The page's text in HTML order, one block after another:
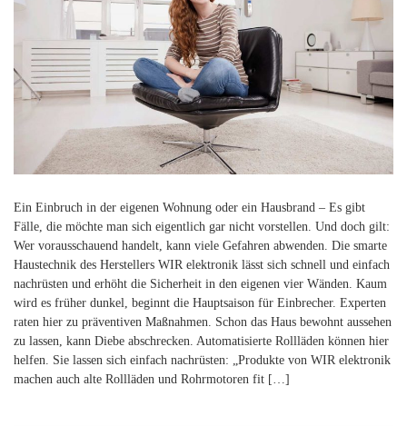
Ein Einbruch in der eigenen Wohnung oder ein Hausbrand – Es gibt
Fälle, die möchte man sich eigentlich gar nicht vorstellen. Und doch gilt:
Wer vorausschauend handelt, kann viele Gefahren abwenden. Die smarte
Haustechnik des Herstellers WIR elektronik lässt sich schnell und einfach
nachrüsten und erhöht die Sicherheit in den eigenen vier Wänden. Kaum
wird es früher dunkel, beginnt die Hauptsaison für Einbrecher. Experten
raten hier zu präventiven Maßnahmen. Schon das Haus bewohnt aussehen
zu lassen, kann Diebe abschrecken. Automatisierte Rollläden können hier
helfen. Sie lassen sich einfach nachrüsten: „Produkte von WIR elektronik
machen auch alte Rollläden und Rohrmotoren fit […]